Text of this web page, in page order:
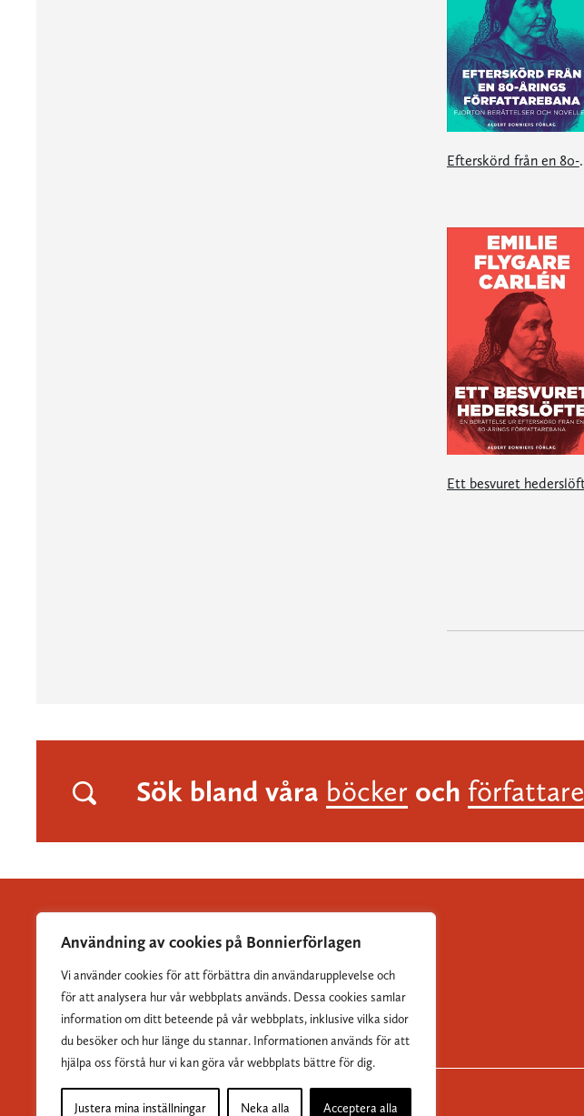
Användning av cookies på Bonnierförlagen
Vi använder cookies för att förbättra din användarupplevelse och
för att analysera hur vår webbplats används. Dessa cookies samlar
information om ditt beteende på vår webbplats, inklusive vilka sidor
du besöker och hur länge du stannar. Informationen används för att
hjälpa oss förstå hur vi kan göra vår webbplats bättre för dig.
Justera mina inställningar Neka alla Acceptera alla
Efterskörd
Ett besvuret
Sök bland våra böcker och författare
Albert Bonniers Förlag grundades 1837 och är Sveriges
största skönlitterära förlag.